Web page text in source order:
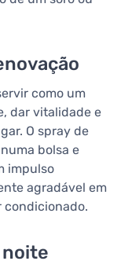
como um
dar vitalidade e
O spray de
bolsa e
impulso
agradável em
condicionado.
noite